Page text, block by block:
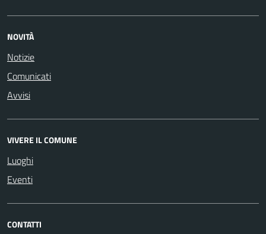
NOVITÀ
Notizie
Comunicati
Avvisi
VIVERE IL COMUNE
Luoghi
Eventi
CONTATTI